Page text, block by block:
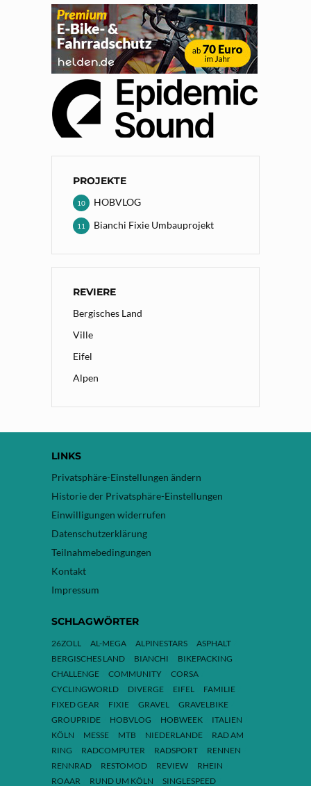
PROJEKTE
HOBVLOG
10
Bianchi Fixie Umbauprojekt
11
REVIERE
Bergisches Land
Ville
Eifel
Alpen
LINKS
Privatsphäre-Einstellungen ändern
Historie der Privatsphäre-Einstellungen
Einwilligungen widerrufen
Datenschutzerklärung
Teilnahmebedingungen
Kontakt
Impressum
SCHLAGWÖRTER
26ZOLL AL-MEGA ALPINESTARS
ASPHALT
BERGISCHES LAND
BIANCHI
BIKEPACKING
CHALLENGE
COMMUNITY
CORSA
CYCLINGWORLD
DIVERGE EIFEL
FAMILIE
FIXED GEAR
FIXIE GRAVEL
GRAVELBIKE
GROUPRIDE
HOBVLOG HOBWEEK
ITALIEN
KÖLN
MESSE MTB NIEDERLANDE
RAD AM
RING
RADCOMPUTER RADSPORT
RENNEN
RENNRAD
RESTOMOD REVIEW
RHEIN
ROAAR
RUND UM KÖLN SINGLESPEED